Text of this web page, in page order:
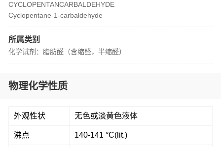
CYCLOPENTANCARBALDEHYDE
Cyclopentane-1-carbaldehyde
所属类别
化学试剂：脂肪醛（含缩醛，半缩醛）
物理化学性质
外观性状 无色或淡黄色液体
沸点 140-141 °C(lit.)